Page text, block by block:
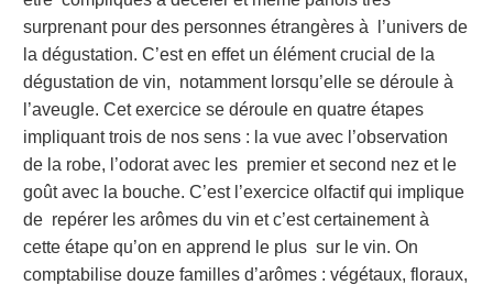
surprenant pour des personnes étrangères à l’univers de
la dégustation. C’est en effet un élément crucial de la
dégustation de vin, notamment lorsqu’elle se déroule à
l’aveugle. Cet exercice se déroule en quatre étapes
impliquant trois de nos sens : la vue avec l’observation
de la robe, l’odorat avec les premier et second nez et le
goût avec la bouche. C’est l’exercice olfactif qui implique
de repérer les arômes du vin et c’est certainement à
cette étape qu’on en apprend le plus sur le vin. On
comptabilise douze familles d’arômes : végétaux, floraux,